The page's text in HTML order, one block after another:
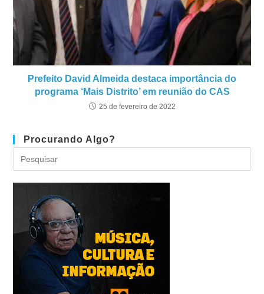
Prefeito David Almeida destaca importância do
programa ‘Mais Distrito’ em reunião do CAS
25 de fevereiro de 2022
Procurando Algo?